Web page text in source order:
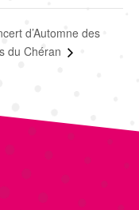
d’Automne des
du Chéran